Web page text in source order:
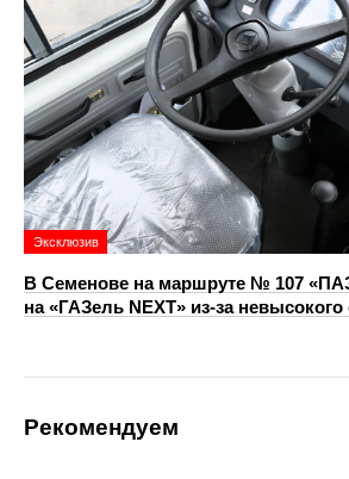
Эксклюзив
В Семенове на маршруте № 107
на «ГАЗель NEXT» из‑за невысокого
Рекомендуем